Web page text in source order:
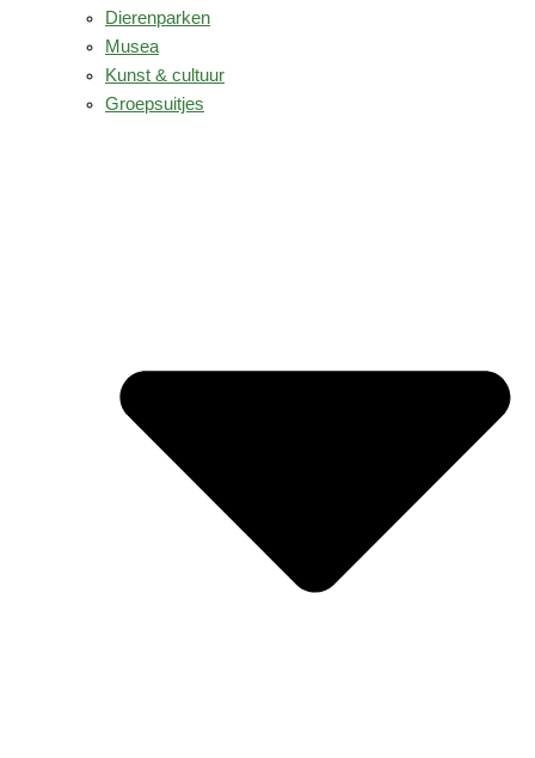
Dierenparken
Musea
Kunst & cultuur
Groepsuitjes